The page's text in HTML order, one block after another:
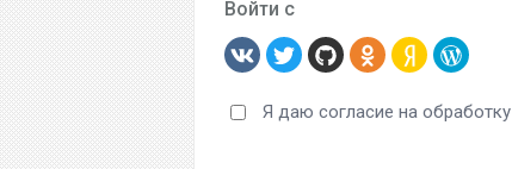
Войти с
Я даю согласие на обработку